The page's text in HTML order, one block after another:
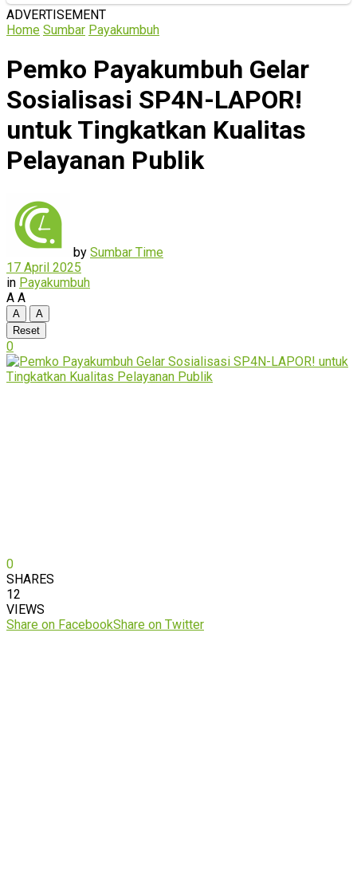
ADVERTISEMENT
Home Sumbar Payakumbuh
Pemko Payakumbuh Gelar
Sosialisasi SP4N-LAPOR!
untuk Tingkatkan Kualitas
Pelayanan Publik
by Sumbar Time
17 April 2025
in Payakumbuh
A A
A
A
Reset
0
0
SHARES
12
VIEWS
Share on FacebookShare on Twitter